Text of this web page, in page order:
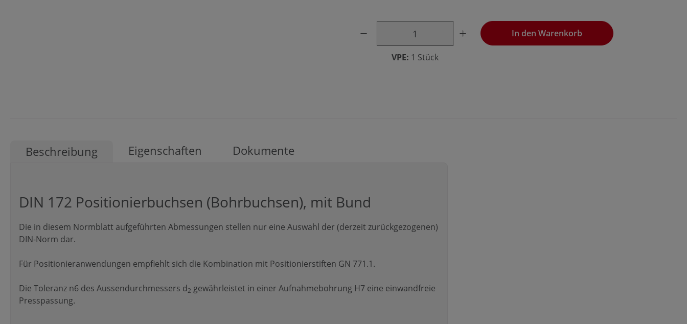
Produkt Anzahl: Gib den gewünschten Wert ein oder benutze die Schaltflächen, um
VPE: 1 Stück
In den Warenkorb
Beschreibung Eigenschaften Dokumente
DIN 172 Positionierbuchsen (Bohrbuchsen), mit Bund
Die in diesem Normblatt aufgeführten Abmessungen stellen nur eine Auswahl der (derzeit zurückgezogenen)
DIN-Norm dar.
Für Positionieranwendungen empfiehlt sich die Kombination mit Positionierstiften GN 771.1.
Die Toleranz n6 des Aussendurchmessers d2 gewährleistet in einer Aufnahmebohrung H7 eine einwandfreie
Presspassung.